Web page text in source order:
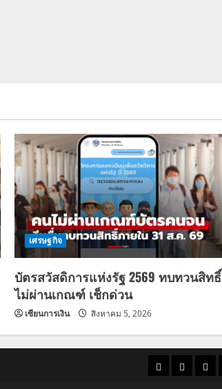
เศรษฐกิจ
บัตรสวัสดิการแห่งรัฐ 2569 ทบทวนสิทธิ์
ไม่ผ่านเกณฑ์ เช็กด่วน
เซียนการเงิน สิงหาคม 5, 2026
ราคาแนว
ข่าว